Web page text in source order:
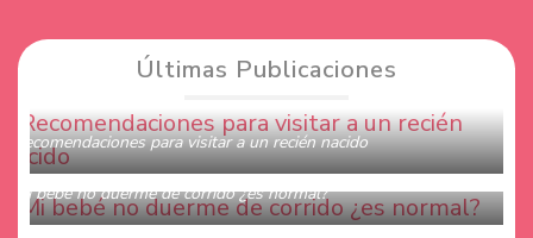
Últimas Publicaciones
Recomendaciones para visitar a un recién nacido
Mi bebé no duerme de corrido ¿es normal?